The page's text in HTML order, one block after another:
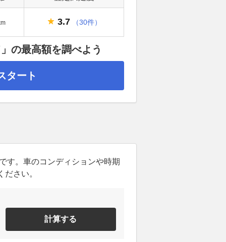
3.7 （30件）
の最高額を調べよう
タート
す。車のコンディションや時期
さい。
計算する